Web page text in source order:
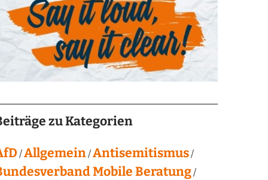
zu Kategorien
Allgemein Antisemitismus
Mobile Beratung